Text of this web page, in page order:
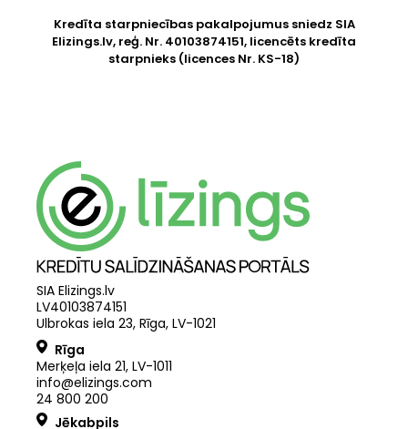
Kredīta starpniecības pakalpojumus sniedz SIA
Elizings.lv, reģ. Nr. 40103874151, licencēts kredīta
starpnieks (licences Nr. KS-18)
SIA Elizings.lv
LV40103874151
Ulbrokas iela 23, Rīga, LV-1021
Rīga
Merķeļa iela 21, LV-1011
info@elizings.com
24 800 200
Jēkabpils